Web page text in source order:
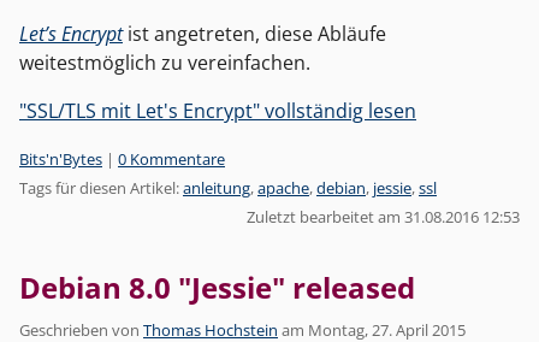
Let’s Encryptist angetreten, diese Abläufe
weitestmöglich zu vereinfachen.
"SSL/TLS mit Let's Encrypt" vollständig lesen
Kategorien:
Bits'n'Bytes | 0 Kommentare
Tags für diesen Artikel:anleitung,apache,debian, jessie,ssl
Zuletzt bearbeitet am 31.08.2016 12:53
Debian 8.0 "Jessie" released
Geschrieben von Thomas Hochstein am Montag, 27. April 2015